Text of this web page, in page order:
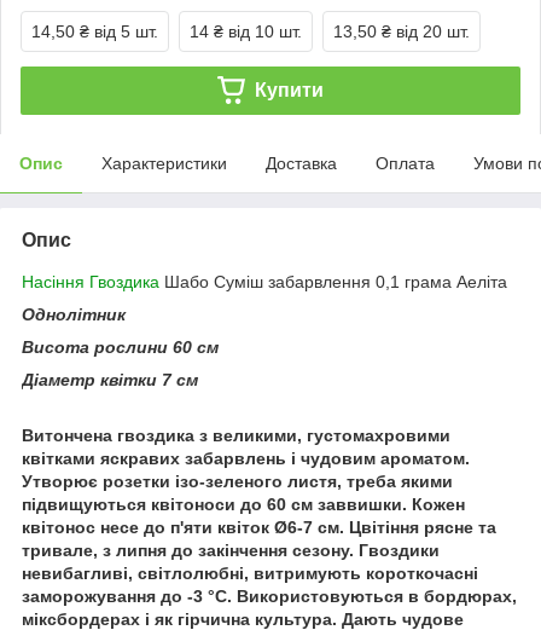
14,50 ₴ від 5 шт. 14 ₴ від 10 шт. 13,50 ₴ від 20 шт.
Купити
Опис Характеристики Доставка Оплата Умови
Опис
Насіння Гвоздика Шабо Суміш забарвлення 0,1 грама Аеліта
Однолітник
Висота рослини 60 см
Діаметр квітки 7 см
Витончена гвоздика з великими, густомахровими
квітками яскравих забарвлень і чудовим ароматом.
Утворює розетки ізо-зеленого листя, треба якими
підвищуються квітоноси до 60 см заввишки. Кожен
квітонос несе до п'яти квіток Ø6-7 см. Цвітіння рясне та
тривале, з липня до закінчення сезону. Гвоздики
невибагливі, світлолюбні, витримують короткочасні
заморожування до -3 °C. Використовуються в бордюрах,
міксбордерах і як гірчична культура. Дають чудове